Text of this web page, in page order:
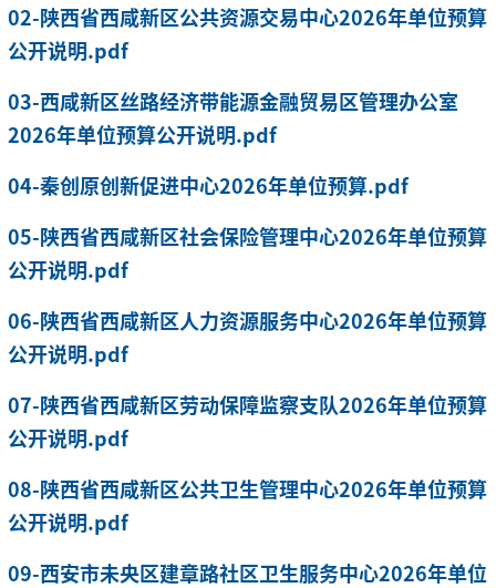
02-陕西省西咸新区公共资源交易中心2026年单位预算
公开说明.pdf
03-西咸新区丝路经济带能源金融贸易区管理办公室
2026年单位预算公开说明.pdf
04-秦创原创新促进中心2026年单位预算.pdf
05-陕西省西咸新区社会保险管理中心2026年单位预算
公开说明.pdf
06-陕西省西咸新区人力资源服务中心2026年单位预算
公开说明.pdf
07-陕西省西咸新区劳动保障监察支队2026年单位预算
公开说明.pdf
08-陕西省西咸新区公共卫生管理中心2026年单位预算
公开说明.pdf
09-西安市未央区建章路社区卫生服务中心2026年单位